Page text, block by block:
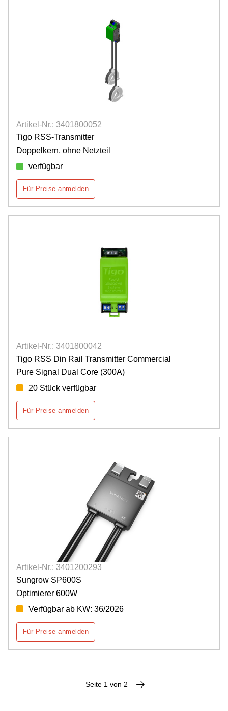
Artikel-Nr.: 3401800052
Tigo RSS-Transmitter
Doppelkern, ohne Netzteil
verfügbar
Für Preise anmelden
Artikel-Nr.: 3401800042
Tigo RSS Din Rail Transmitter Commercial
Pure Signal Dual Core (300A)
20 Stück verfügbar
Für Preise anmelden
Artikel-Nr.: 3401200293
Sungrow SP600S
Optimierer 600W
Verfügbar ab KW: 36/2026
Für Preise anmelden
Seite 1 von 2